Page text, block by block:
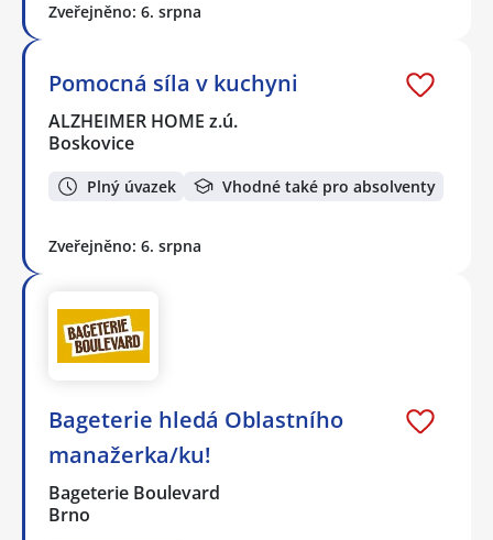
Zveřejněno: 6. srpna
Pomocná síla v kuchyni
ALZHEIMER HOME z.ú.
Boskovice
Plný úvazek Vhodné také pro absolventy
Zveřejněno: 6. srpna
Bageterie hledá Oblastního
manažerka/ku!
Bageterie Boulevard
Brno